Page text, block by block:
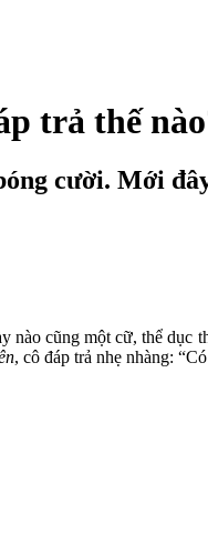
trả thế
cười. Mới
cũng một cữ, thể dục
, cô đáp trả nhẹ nhàng: